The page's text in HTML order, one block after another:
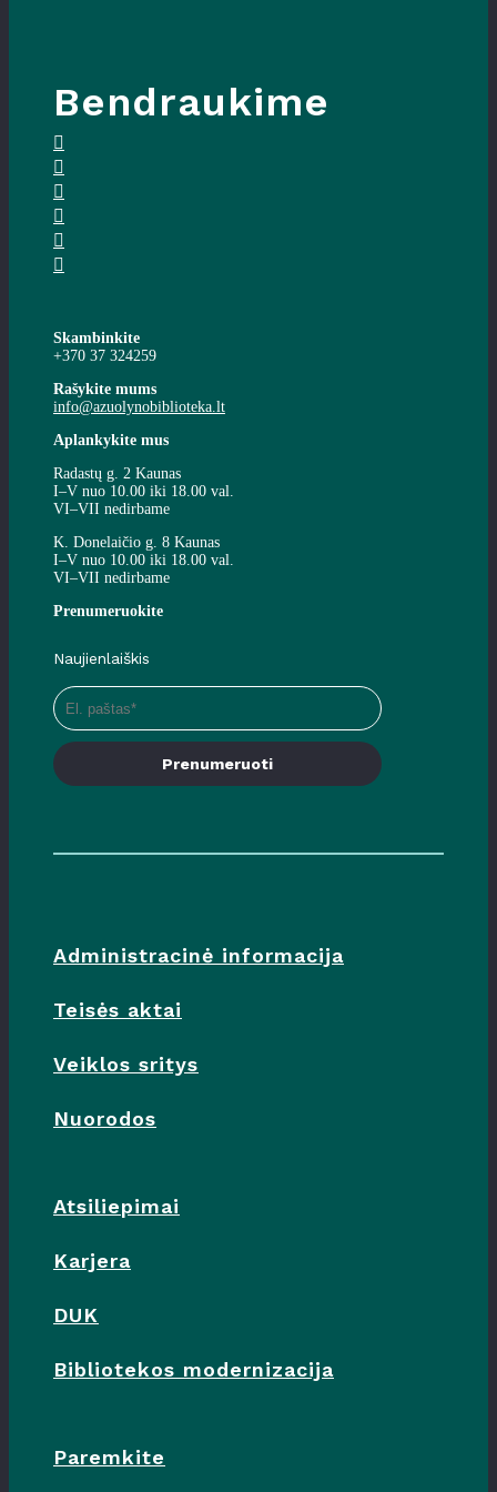
Bendraukime
Skambinkite
+370 37 324259
Rašykite mums
info@azuolynobiblioteka.lt
Aplankykite mus
Radastų g. 2 Kaunas
I–V nuo 10.00 iki 18.00 val.
VI–VII nedirbame
K. Donelaičio g. 8 Kaunas
I–V nuo 10.00 iki 18.00 val.
VI–VII nedirbame
Prenumeruokite
Naujienlaiškis
Prenumeruoti
Administracinė informacija
Teisės aktai
Veiklos sritys
Nuorodos
Atsiliepimai
Karjera
DUK
Bibliotekos modernizacija
Paremkite